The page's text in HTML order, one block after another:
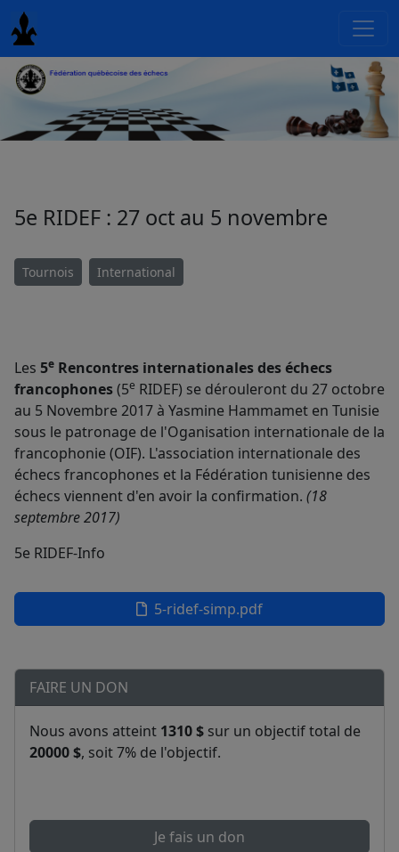
5e RIDEF : 27 oct au 5 novembre
Tournois International
Les 5e Rencontres internationales des échecs
francophones(5e RIDEF) se dérouleront du 27 octobre
au 5 Novembre 2017 à Yasmine Hammamet en Tunisie
sous le patronage de l'Oganisation internationale de la
francophonie (OIF). L'association internationale des
échecs francophones et la Fédération tunisienne des
échecs viennent d'en avoir la confirmation. (18
septembre 2017)
5e RIDEF-Info
5-ridef-simp.pdf
FAIRE UN DON
Nous avons atteint 1310 $ sur un objectif total de
20000 $, soit 7% de l'objectif.
Je fais un don